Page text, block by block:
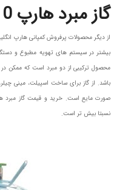
گاز مبرد هارپ R410
بیشتر در سیستم های تهویه مطبوع و
محصول ترکیبی از دو مبرد است که
باشد. از گاز برای ساخت اسپیلت، مینی
نسبتا بیش تر است.